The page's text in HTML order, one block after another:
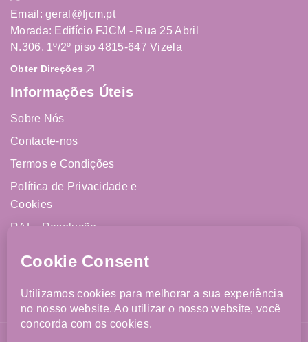
Email: geral@fjcm.pt
Morada: Edifício FJCM - Rua 25 Abril
N.306, 1º/2º piso 4815-647 Vizela
Obter Direções
Informações Úteis
Sobre Nós
Contacte-nos
Termos e Condições
Política de Privacidade e
Cookies
RAL - Resolução
Livro de Reclamações